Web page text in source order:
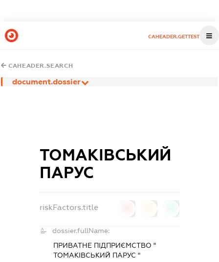
CAHEADER.GETTEST
CAHEADER.SEARCH
document.dossier
ТОМАКІВСЬКИЙ
ПАРУС
riskFactors.title
dossier.fullName:
ПРИВАТНЕ ПІДПРИЄМСТВО "
ТОМАКІВСЬКИЙ ПАРУС "